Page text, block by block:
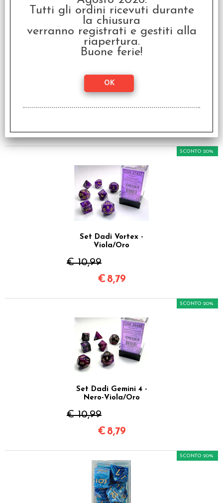
Set Dadi Vortex -
Burgundy/Oro
€ 10,99
Set Dadi Vortex -
Viola/Oro
€ 10,99
SCONTO 20%
€ 8,79
Set Dadi Gemini 4 -
Nero-Viola/Oro
€ 10,99
SCONTO 20%
€ 8,79
SCONTO 20%
Tutti gli ordini ricevuti durante
la chiusura
verranno registrati e gestiti alla
riapertura.
Buone ferie!